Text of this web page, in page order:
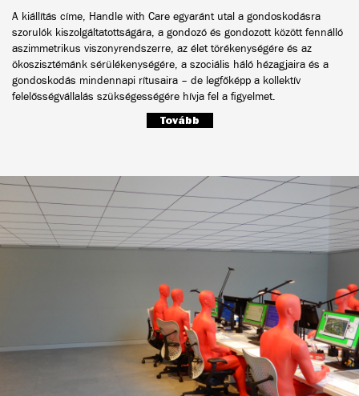
A kiállítás címe, Handle with Care egyaránt utal a gondoskodásra
szorulók kiszolgáltatottságára, a gondozó és gondozott között fennálló
aszimmetrikus viszonyrendszerre, az élet törékenységére és az
ökoszisztémánk sérülékenységére, a szociális háló hézagjaira és a
gondoskodás mindennapi rítusaira – de legfőképp a kollektív
felelősségvállalás szükségességére hívja fel a figyelmet.
Tovább